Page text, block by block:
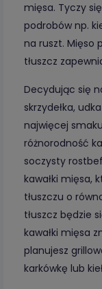
mięsa. Tyczy
podrobów np.
na ruszt. Mięso
tłuszcz
Decydując się
skrzydełka,
najwięcej
różnorodność
soczysty
kawałki mięsa,
tłuszczu o
tłuszcz będzie
kawałki mięsa
planujesz
karkówkę lub